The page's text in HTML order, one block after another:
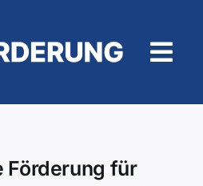
Förderung für